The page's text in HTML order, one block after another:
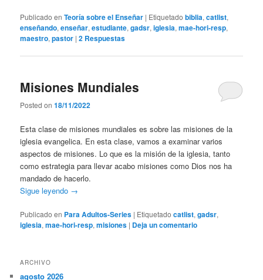
Publicado en Teoría sobre el Enseñar | Etiquetado biblia,catlist,
enseñando,enseñar,estudiante,gadsr,iglesia,mae-hori-resp,
maestro,pastor |2 Respuestas
Misiones Mundiales
Posted on18/11/2022
Esta clase de misiones mundiales es sobre las misiones de la
iglesia evangelica. En esta clase, vamos a examinar varios
aspectos de misiones. Lo que es la misión de la iglesia, tanto
como estrategia para llevar acabo misiones como Dios nos ha
mandado de hacerlo.
Sigue leyendo →
Publicado en Para Adultos-Series | Etiquetado catlist,gadsr,
iglesia,mae-hori-resp,misiones | Deja un comentario
ARCHIVO
agosto 2026